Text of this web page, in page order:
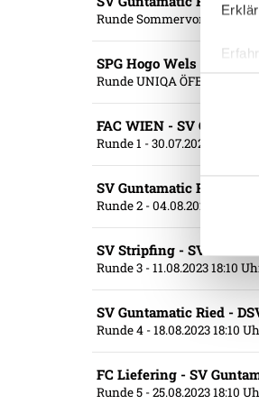
Wir
und
Runde
SPG Hogo Wels - SV
Runde UNIQA ÖFB Cup #1
FAC WIEN - SV
Runde 1 - 30.07.2023 10:30 Uhr
SV Guntamatic Ried -
Runde 2 - 04.08.2023 20:30
SV Stripfing - SV
Runde 3 - 11.08.2023 18:10
SV Guntamatic Ried -
Runde 4 - 18.08.2023 18:10
FC Liefering - SV
Runde 5 - 25.08.2023 18:10